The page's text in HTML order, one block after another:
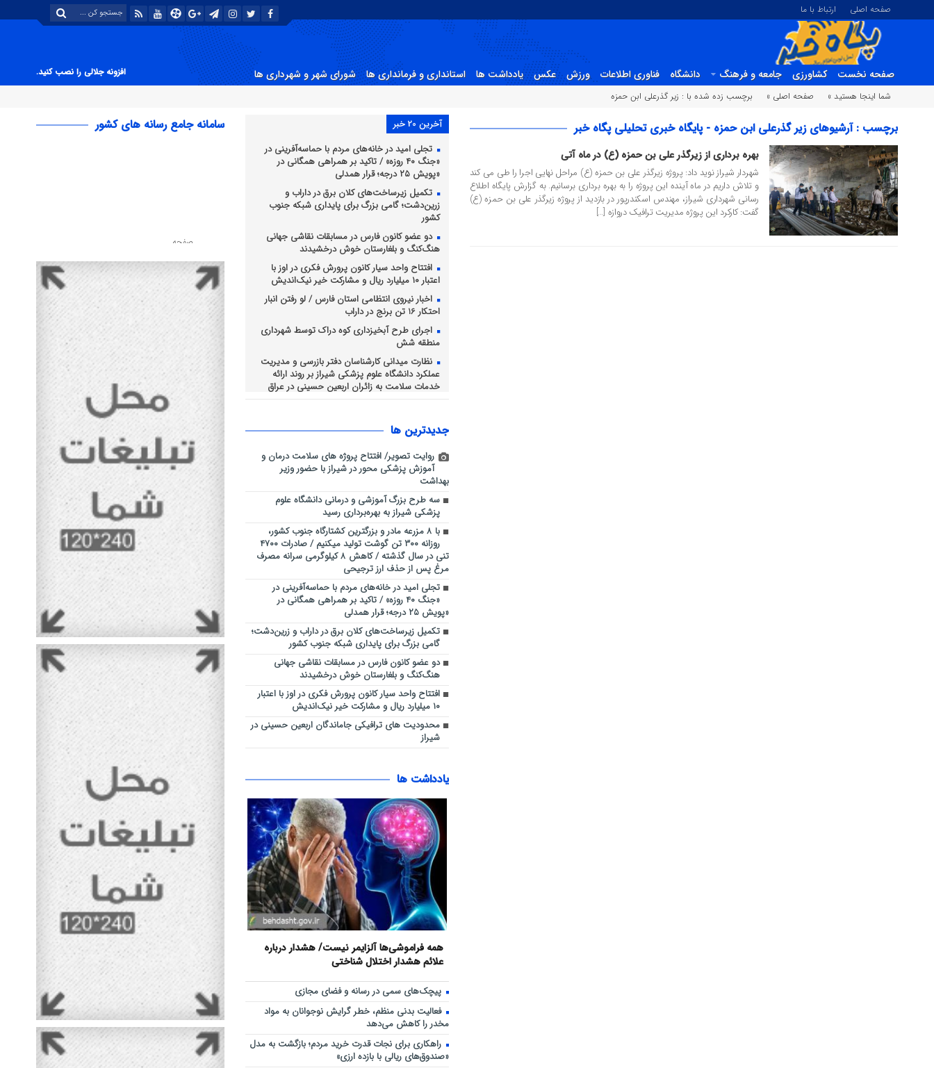
صفحه اصلی ارتباط با ما
صفحه نخست کشاورزی جامعه و فرهنگ دانشگاه فناوری اطلاعات ورزش عکس یادداشت ها استانداری و فرمانداری ها شورای شهر و شهرداری ها
افزونه جلالی را نصب کنید.
شما اینجا هستید »
صفحه اصلی » برچسب زده شده با : زیر گذرعلی ابن حمزه
برچسب : آرشیوهای زیر گذرعلی ابن حمزه - پایگاه خبری تحلیلی پگاه خبر
20 تیر 1399 بهره برداری از زیرگذر علی بن حمزه (ع) در ماه آتی
شهردار شیراز نوید داد: پروژه زیرگذر علی بن حمزه (ع) مراحل نهایی اجرا را طی می کند
و تلاش داریم در ماه آینده این پروژه را به بهره برداری برسانیم. به گزارش پایگاه اطلاع
رسانی شهرداری شیراز، مهندس اسکندرپور در بازدید از پروژه زیرگذر علی بن حمزه (ع)
گفت: کارکرد این پروژه مدیریت ترافیک دروازه […]
آخرین 20 خبر
تجلی امید در خانه‌های مردم با حماسه‌آفرینی در
«جنگ ۴۰ روزه» / تاکید بر همراهی همگانی در
«پویش ۲۵ درجه؛ قرار همدلی
تکمیل زیرساخت‌های کلان برق در داراب و
زرین‌دشت؛ گامی بزرگ برای پایداری شبکه جنوب
کشور
دو عضو کانون فارس در مسابقات نقاشی جهانی
هنگ‌کنگ و بلغارستان خوش درخشیدند
افتتاح واحد سیار کانون پرورش فکری در اوز با
اعتبار ۱۰ میلیارد ریال و مشارکت خیر نیک‌اندیش
اخبار نیروی انتظامی استان فارس / لو رفتن انبار
احتکار 16 تن برنج در داراب
اجرای طرح آبخیزداری کوه دراک توسط شهرداری
منطقه شش
نظارت میدانی کارشناسان دفتر بازرسی و مدیریت
عملکرد دانشگاه علوم پزشکی شیراز بر روند ارائه
خدمات سلامت به زائران اربعین حسینی در عراق
رسانه، بازوی توانمند پلیس در ارتقای احساس
امنیت اجتماعی
فرهنگ عاشورا، محور همدلی و خدمت در ستاد
اربعین حسینی شهرداری شیراز
جديدترين ها
روایت تصویر/ افتتاح پروژه های سلامت درمان و
آموزش پزشکی محور در شیراز با حضور وزیر
بهداشت
سه طرح بزرگ آموزشی و درمانی دانشگاه علوم
پزشکی شیراز به بهره‌برداری رسید
با ۸ مزرعه مادر و بزرگترین کشتارگاه جنوب کشور،
روزانه ۳۰۰ تن گوشت تولید میکنیم / صادرات ۴۷۰۰
تنی در سال گذشته / کاهش ۸ کیلوگرمی سرانه مصرف
مرغ پس از حذف ارز ترجیحی
تجلی امید در خانه‌های مردم با حماسه‌آفرینی در
«جنگ ۴۰ روزه» / تاکید بر همراهی همگانی در
«پویش ۲۵ درجه؛ قرار همدلی
تکمیل زیرساخت‌های کلان برق در داراب و زرین‌دشت؛
گامی بزرگ برای پایداری شبکه جنوب کشور
دو عضو کانون فارس در مسابقات نقاشی جهانی
هنگ‌کنگ و بلغارستان خوش درخشیدند
افتتاح واحد سیار کانون پرورش فکری در اوز با اعتبار
۱۰ میلیارد ریال و مشارکت خیر نیک‌اندیش
محدودیت های ترافیکی جاماندگان اربعین حسینی در
شیراز
یادداشت ها
همه فراموشی‌ها آلزایمر نیست/ هشدار درباره
علائم هشدار اختلال شناختی
پیچک‌های سمی در رسانه و فضای مجازی
فعالیت بدنی منظم، خطر گرایش نوجوانان به مواد
مخدر را کاهش می‌دهد
راهکاری برای نجات قدرت خرید مردم؛ بازگشت به مدل
«صندوق‌های ریالی با بازده ارزی»
سامانه جامع رسانه های کشور